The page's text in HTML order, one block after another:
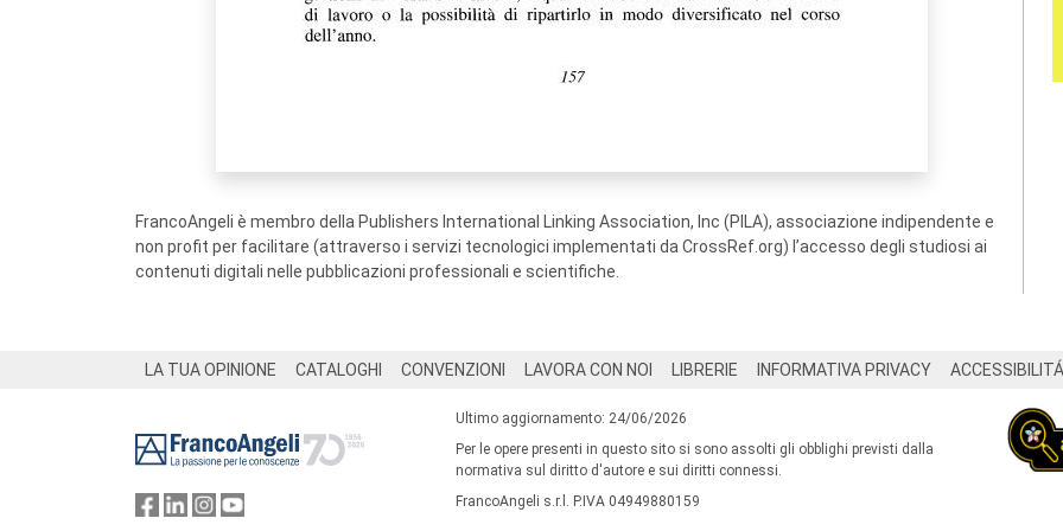
FrancoAngeli è membro della Publishers International Linking Association, Inc (PILA), associazione indipendente e
non profit per facilitare (attraverso i servizi tecnologici implementati da CrossRef.org) l’accesso degli studiosi ai
contenuti digitali nelle pubblicazioni professionali e scientifiche.
LA TUA OPINIONE CATALOGHI CONVENZIONI LAVORA CON NOI LIBRERIE INFORMATIVA PRIVACY ACCESSIBILITÁ
Ultimo aggiornamento: 24/06/2026
Per le opere presenti in questo sito si sono assolti gli obblighi previsti dalla
normativa sul diritto d'autore e sui diritti connessi.
FrancoAngeli s.r.l. P.IVA 04949880159